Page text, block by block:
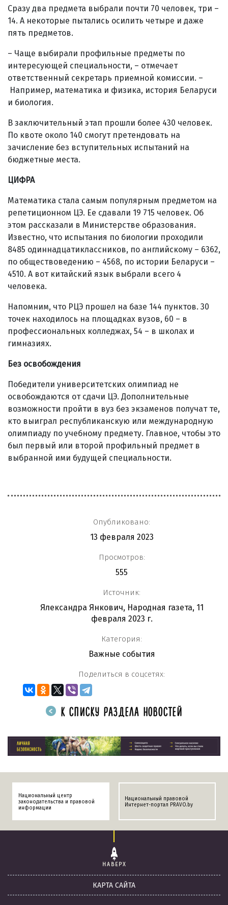
Сразу два предмета выбрали почти 70 человек, три –
14. А некоторые пытались осилить четыре и даже
пять предметов.
– Чаще выбирали профильные предметы по
интересующей специальности, – отмечает
ответственный секретарь приемной комиссии. –
Например, математика и физика, история Беларуси
и биология.
В заключительный этап прошли более 430 человек.
По квоте около 140 смогут претендовать на
зачисление без вступительных испытаний на
бюджетные места.
ЦИФРА
Математика стала самым популярным предметом на
репетиционном ЦЭ. Ее сдавали 19 715 человек. Об
этом рассказали в Министерстве образования.
Известно, что испытания по биологии проходили
8485 одиннадцатиклассников, по английскому – 6362,
по обществоведению – 4568, по истории Беларуси –
4510. А вот китайский язык выбрали всего 4
человека.
Напомним, что РЦЭ прошел на базе 144 пунктов. 30
точек находилось на площадках вузов, 60 – в
профессиональных колледжах, 54 – в школах и
гимназиях.
Без освобождения
Победители университетских олимпиад не
освобождаются от сдачи ЦЭ. Дополнительные
возможности пройти в вуз без экзаменов получат те,
кто выиграл республиканскую или международную
олимпиаду по учебному предмету. Главное, чтобы это
был первый или второй профильный предмет в
выбранной ими будущей специальности.
Опубликовано:
13 февраля 2023
Просмотров:
555
Источник:
Ялександра Янкович, Народная газета, 11
февраля 2023 г.
Категория:
Важные события
Поделиться в соцсетях:
К СПИСКУ РАЗДЕЛА НОВОСТЕЙ
Национальный центр
законодательства и правовой
информации
Национальный правовой
Интернет-портал PRAVO.by
НАВЕРХ
КАРТА САЙТА